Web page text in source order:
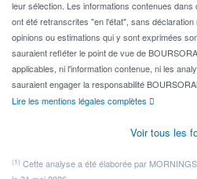
leur sélection. Les informations contenues
ont été retranscrites "en l'état", sans
opinions ou estimations qui y sont exprimées
sauraient refléter le point de vue de
applicables, ni l'information contenue, ni les
sauraient engager la responsabilité
Lire les mentions légales complètes
Voir tous les
(1) Cette analyse a été élaborée par